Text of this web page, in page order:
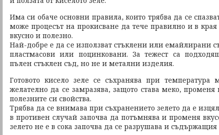
Има си обаче основни правила, които трябва да се
може процесът на прокисване да тече правилно и в
вкусно и полезно.
Най-добре е да се използват стъклени или емайлирани
пластмасови или поцинковани. За тежест са
пълен стъклен съд, но не и метални изделия.
Готовото кисело зеле се съхранява при
желателно да се замразява, защото става меко,
полезните си свойства.
Трябва да се внимава при съхранението зелето да е
в противен случай започва да потъмнява и променя
зелето не е в сока започва да се разрушава и